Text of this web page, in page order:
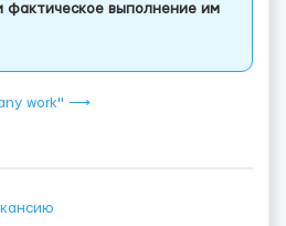
фактическое выполнение им
work" ⟶